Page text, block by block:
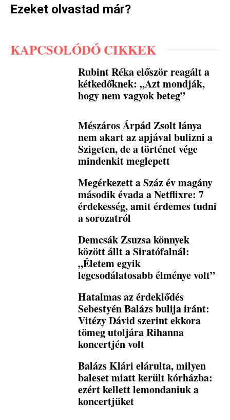
Ezeket olvastad már?
KAPCSOLÓDÓ CIKKEK
Rubint Réka először reagált a
kétkedőknek: „Azt mondják,
hogy nem vagyok beteg”
Mészáros Árpád Zsolt lánya
nem akart az apjával bulizni a
Szigeten, de a történet vége
mindenkit meglepett
Megérkezett a Száz év magány
második évada a Netflixre: 7
érdekesség, amit érdemes tudni
a sorozatról
Demcsák Zsuzsa könnyek
között állt a Siratófalnál:
„Életem egyik
legcsodálatosabb élménye volt”
Hatalmas az érdeklődés
Sebestyén Balázs bulija iránt:
Vitézy Dávid szerint ekkora
tömeg utoljára Rihanna
koncertjén volt
Balázs Klári elárulta, milyen
baleset miatt került kórházba:
ezért kellett lemondaniuk a
koncertjüket